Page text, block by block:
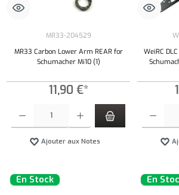
MR33-204529
MR33 Carbon Lower Arm REAR for
Schumacher Mi10 (1)
11,90 €*
Ajouter aux Notes
WeiRC
En Stock En